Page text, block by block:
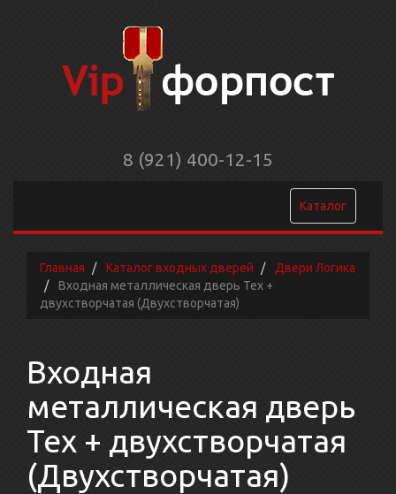
8 (921) 400-12-15
Каталог
Главная Каталог входных дверей
Двери Логика
Входная металлическая дверь Тех +
двухстворчатая (Двухстворчатая)
Входная
металлическая дверь
Тех + двухстворчатая
(Двухстворчатая)